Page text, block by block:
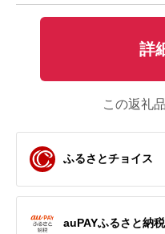
詳
この返礼
ふるさとチョイス
auPAYふるさと納税